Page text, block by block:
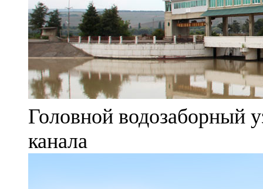
Головной водозаборный
канала